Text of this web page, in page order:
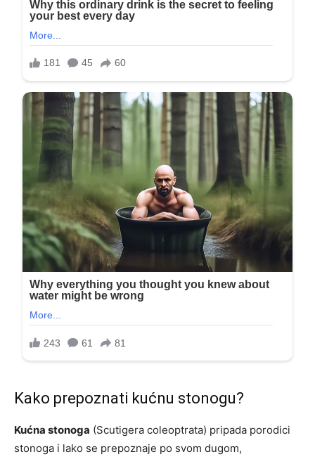
Kako prepoznati kućnu stonogu?
Kućna stonoga (Scutigera coleoptrata) pripada porodici
stonoga i lako se prepoznaje po svom dugom,